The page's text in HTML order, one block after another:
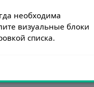
необходима
визуальные блоки
списка.